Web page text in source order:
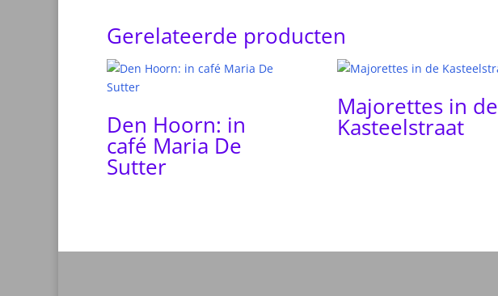
Gerelateerde producten
Den Hoorn: in
café Maria De
Sutter
Majorettes in de
Kasteelstraat